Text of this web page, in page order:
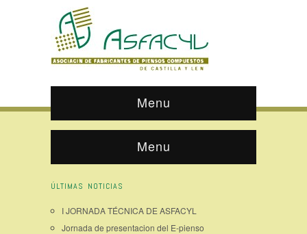
Menu
Menu
ÚLTIMAS NOTICIAS
I JORNADA TÉCNICA DE ASFACYL
Jornada de presentacion del E-pienso